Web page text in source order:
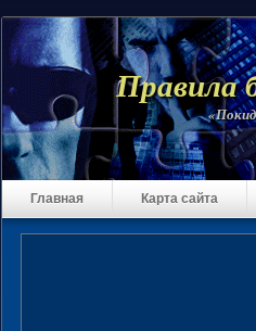
Правила
Главная Карта сайта